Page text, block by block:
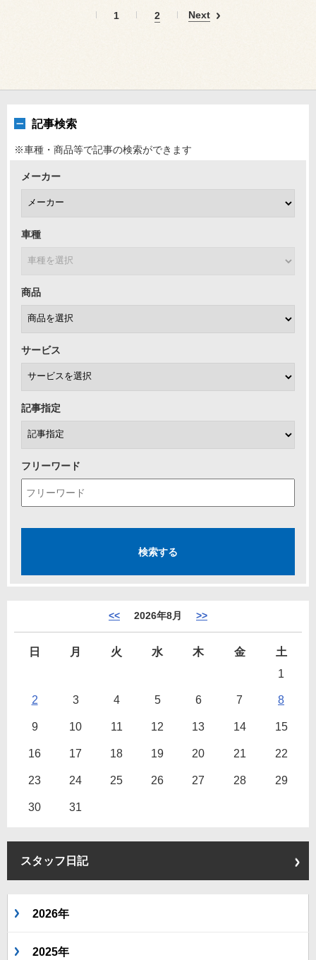
1 2 Next
記事検索
※車種・商品等で記事の検索ができます
メーカー
車種
商品
サービス
記事指定
フリーワード
<< 2026年8月 >>
日 月 火 水 木 金
土
1
2 3 4 5 6 7 8
9 10 11 12 13 14 15
16 17 18 19 20 21 22
23 24 25 26 27 28 29
30 31
スタッフ日記
2026年
2025年